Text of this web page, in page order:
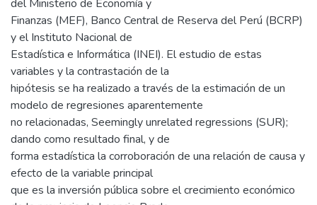
del Ministerio de Economía y
Finanzas (MEF), Banco Central de Reserva del Perú (BCRP)
y el Instituto Nacional de
Estadística e Informática (INEI). El estudio de estas
variables y la contrastación de la
hipótesis se ha realizado a través de la estimación de un
modelo de regresiones aparentemente
no relacionadas, Seemingly unrelated regressions (SUR);
dando como resultado final, y de
forma estadística la corroboración de una relación de causa y
efecto de la variable principal
que es la inversión pública sobre el crecimiento económico